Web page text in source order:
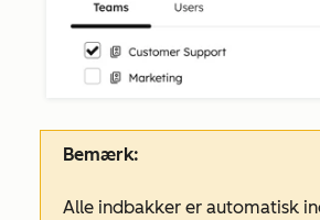
Bemærk:
Alle indbakker er automatisk